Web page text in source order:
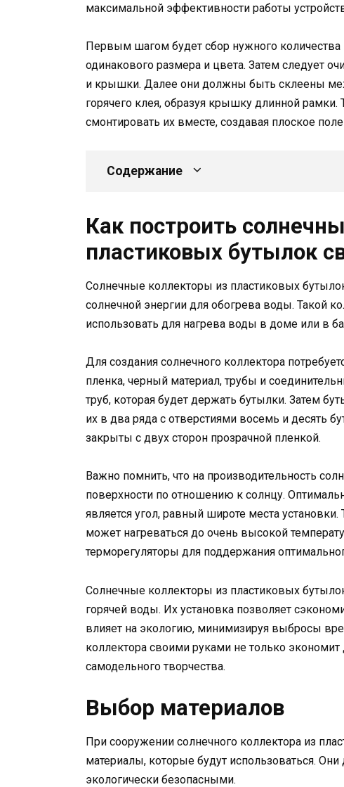
максимальной эффективности работы
Первым шагом будет сбор нужного
одинакового размера и цвета. Затем следует
и крышки. Далее они должны быть склеены
горячего клея, образуя крышку длинной рамки.
смонтировать их вместе, создавая плоское
Содержание
Как построить
пластиковых бутылок
Солнечные коллекторы из пластиковых
солнечной энергии для обогрева воды. Такой
использовать для нагрева воды в доме или в
Для создания солнечного коллектора
пленка, черный материал, трубы и
труб, которая будет держать бутылки. Затем
их в два ряда с отверстиями восемь и десять
закрыты с двух сторон прозрачной пленкой.
Важно помнить, что на производительность
поверхности по отношению к солнцу.
является угол, равный широте места
может нагреваться до очень высокой
терморегуляторы для поддержания
Солнечные коллекторы из пластиковых
горячей воды. Их установка позволяет
влияет на экологию, минимизируя выбросы
коллектора своими руками не только
самодельного творчества.
Выбор материалов
При сооружении солнечного коллектора из
материалы, которые будут использоваться.
экологически безопасными.